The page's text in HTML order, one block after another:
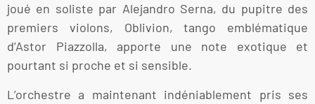
joué en soliste par Alejandro Serna, du pupitre des
premiers violons, Oblivion, tango emblématique
d’Astor Piazzolla, apporte une note exotique et
pourtant si proche et si sensible.
L’orchestre a maintenant indéniablement pris ses